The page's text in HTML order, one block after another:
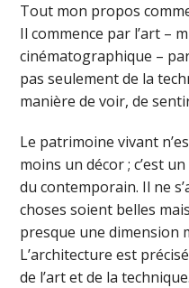
Tout mon propos
Il commence par l’art –
cinématographique –
pas seulement de la
manière de voir, de
Le patrimoine vivant
moins un décor ; c’est
du contemporain. Il ne
choses soient belles
presque une dimension
L’architecture est
de l’art et de la technique.